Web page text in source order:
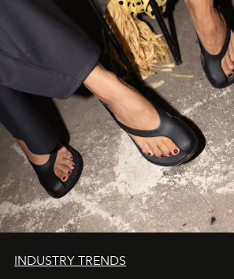
INDUSTRY TRENDS